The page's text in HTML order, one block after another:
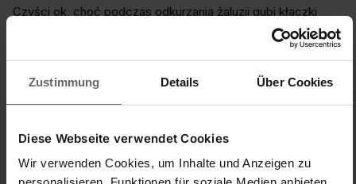
Zustimmung Details Über Cookies
Diese Webseite verwendet Cookies
Wir verwenden Cookies, um Inhalte und Anzeigen zu
Czyści ok, choć podczas odkurzania żaluzji gubi kłaczki
materiału z którego jest zrobiona. Niewątpliwie jest to
wygodniejsza forma niż czyszczenie tradycyjne, no i cena
niewielka.
War diese Bewertung hilfreich? Melden Teilen vor 6 Jahren